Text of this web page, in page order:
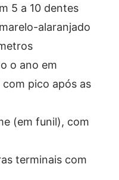
5 a 10 dentes
alaranjado
o ano em
pico após as
(em funil), com
terminais com